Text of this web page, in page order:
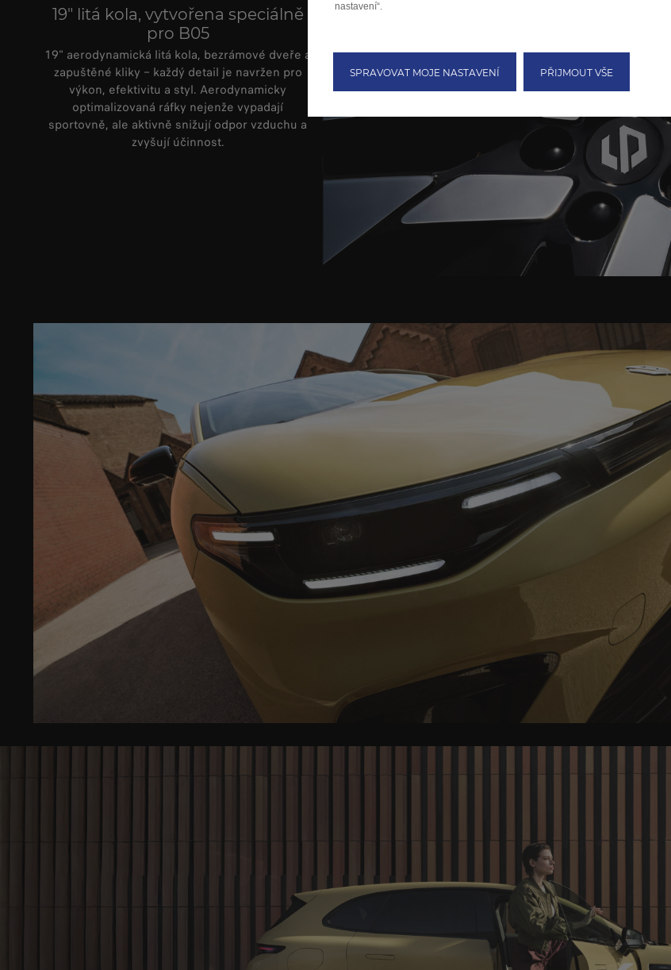
19" litá kola, vytvořena speciálně
pro B05
19" aerodynamická litá kola, bezrámové dveře a
zapuštěné kliky – každý detail je navržen pro
výkon, efektivitu a styl. Aerodynamicky
optimalizovaná ráfky nejenže vypadají
sportovně, ale aktivně snižují odpor vzduchu a
zvyšují účinnost.
nastavení“.
SPRAVOVAT MOJE NASTAVENÍ PŘIJMOUT VŠE